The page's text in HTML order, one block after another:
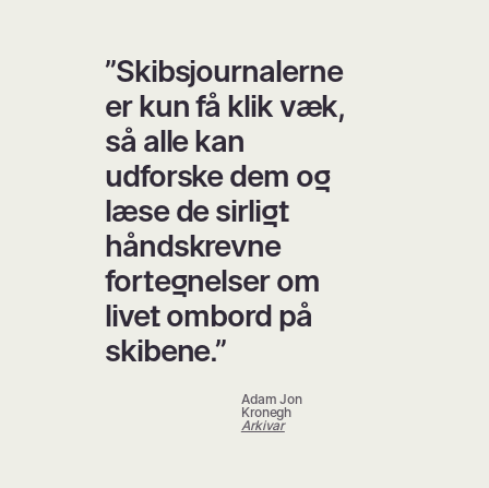
”Skibsjournalerne
er kun få klik væk,
så alle kan
udforske dem og
læse de sirligt
håndskrevne
fortegnelser om
livet ombord på
skibene.”
Adam Jon
Kronegh
Arkivar